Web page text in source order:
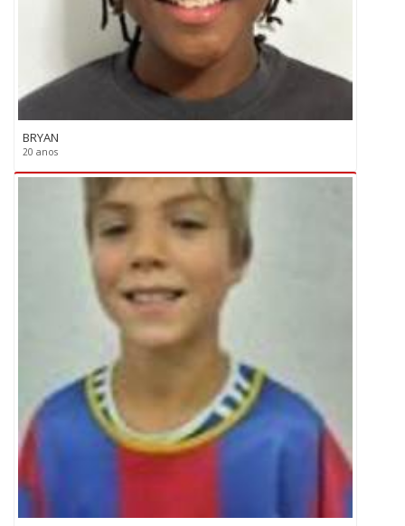
BRYAN
20 anos